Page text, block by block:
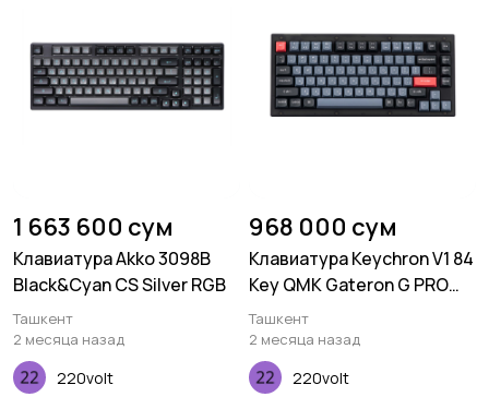
1 663 600 сум
Клавиатура Akko 3098B
Black&Cyan CS Silver RGB
Ташкент
2 месяца назад
220volt
968 000 сум
Клавиатура Keychron V1 84
Key QMK Gateron G PRO
Blue Hot-Swap RGB
Frosted Black
Ташкент
2 месяца назад
220volt